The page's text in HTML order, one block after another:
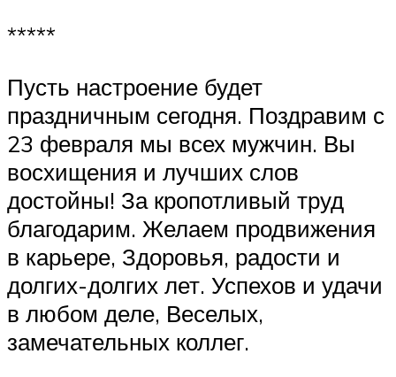
*****
Пусть настроение будет
праздничным сегодня. Поздравим с
23 февраля мы всех мужчин. Вы
восхищения и лучших слов
достойны! За кропотливый труд
благодарим. Желаем продвижения
в карьере, Здоровья, радости и
долгих-долгих лет. Успехов и удачи
в любом деле, Веселых,
замечательных коллег.